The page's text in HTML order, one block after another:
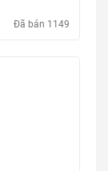
Đã bán 1149